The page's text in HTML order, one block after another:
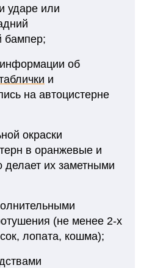
ударе или
бампер;
об
и
на автоцистерне
окраски
в оранжевые и
делает их заметными
(не менее 2-х
лопата, кошма);